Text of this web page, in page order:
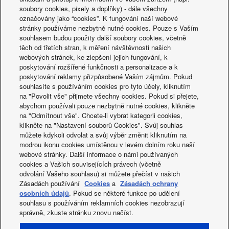
Délka komunikačního spoje:1,9 m (včleno
v dodávce)
Stáhněte si bezplatnou
aplikaci
Stáhnout z obchodu App Store
Získat na Google Play
Facebook Instagram Youtube LinkedIn
soubory cookies, pixely a doplňky) - dále všechny
označovány jako “cookies”. K fungování naší webové
stránky používáme nezbytně nutné cookies. Pouze s Vaším
souhlasem budou použity další soubory cookies, včetně
těch od třetích stran, k měření návštěvnosti našich
webových stránek, ke zlepšení jejich fungování, k
poskytování rozšířené funkčnosti a personalizace a k
poskytování reklamy přizpůsobené Vaším zájmům. Pokud
souhlasíte s používáním cookies pro tyto účely, kliknutím
na "Povolit vše" přijmete všechny cookies. Pokud si přejete,
abychom používali pouze nezbytně nutné cookies, klikněte
na "Odmítnout vše". Chcete-li vybrat kategorii cookies,
klikněte na "Nastavení souborů Cookies". Svůj souhlas
můžete kdykoli odvolat a svůj výběr změnit kliknutím na
modrou ikonu cookies umístěnou v levém dolním roku naší
webové stránky. Další informace o námi používaných
cookies a Vašich souvisejících právech (včetně
odvolání Vašeho souhlasu) si můžete přečíst v našich
Zásadách používání Cookies a Zásadách ochrany
osobních údajů. Pokud se některé funkce po udělení
souhlasu s používáním reklamních cookies nezobrazují
správně, zkuste stránku znovu načíst.